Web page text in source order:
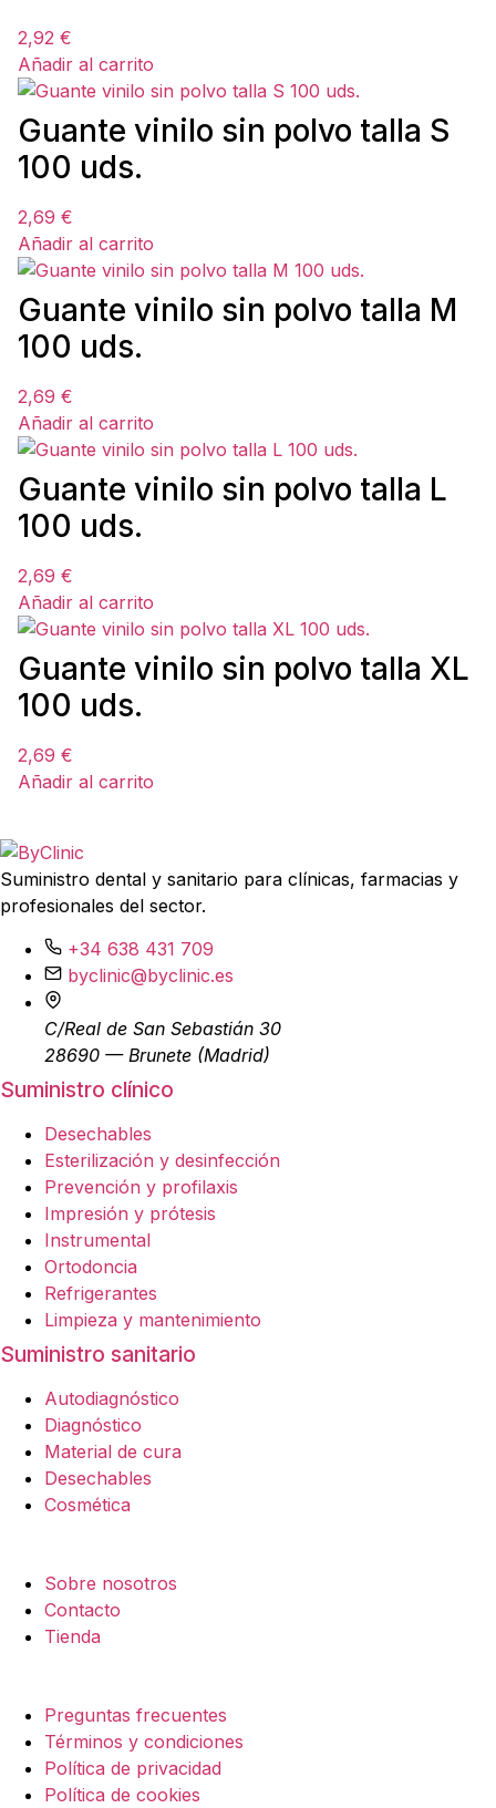
2,92 €
Añadir al carrito
Guante vinilo sin polvo talla S
100 uds.
2,69 €
Añadir al carrito
Guante vinilo sin polvo talla M
100 uds.
2,69 €
Añadir al carrito
Guante vinilo sin polvo talla L
100 uds.
2,69 €
Añadir al carrito
Guante vinilo sin polvo talla XL
100 uds.
2,69 €
Añadir al carrito
Suministro dental y sanitario para clínicas, farmacias y
profesionales del sector.
+34 638 431 709
byclinic@byclinic.es
C/Real de San Sebastián 30
28690 — Brunete (Madrid)
Suministro clínico
Desechables
Esterilización y desinfección
Prevención y profilaxis
Impresión y prótesis
Instrumental
Ortodoncia
Refrigerantes
Limpieza y mantenimiento
Suministro sanitario
Autodiagnóstico
Diagnóstico
Material de cura
Desechables
Cosmética
Sobre nosotros
Contacto
Tienda
Preguntas frecuentes
Términos y condiciones
Política de privacidad
Política de cookies